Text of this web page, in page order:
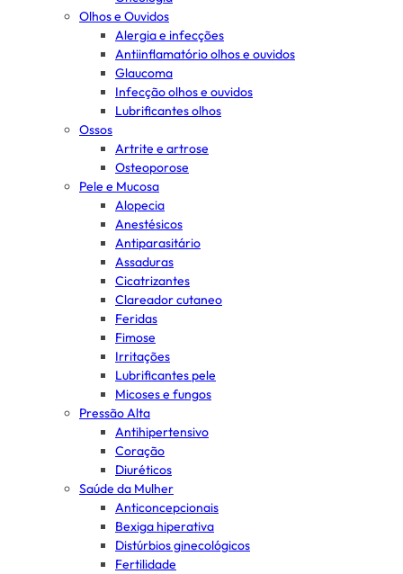
Olhos e Ouvidos
Alergia e infecções
Antiinflamatório olhos e ouvidos
Glaucoma
Infecção olhos e ouvidos
Lubrificantes olhos
Ossos
Artrite e artrose
Osteoporose
Pele e Mucosa
Alopecia
Anestésicos
Antiparasitário
Assaduras
Cicatrizantes
Clareador cutaneo
Feridas
Fimose
Irritações
Lubrificantes pele
Micoses e fungos
Pressão Alta
Antihipertensivo
Coração
Diuréticos
Saúde da Mulher
Anticoncepcionais
Bexiga hiperativa
Distúrbios ginecológicos
Fertilidade